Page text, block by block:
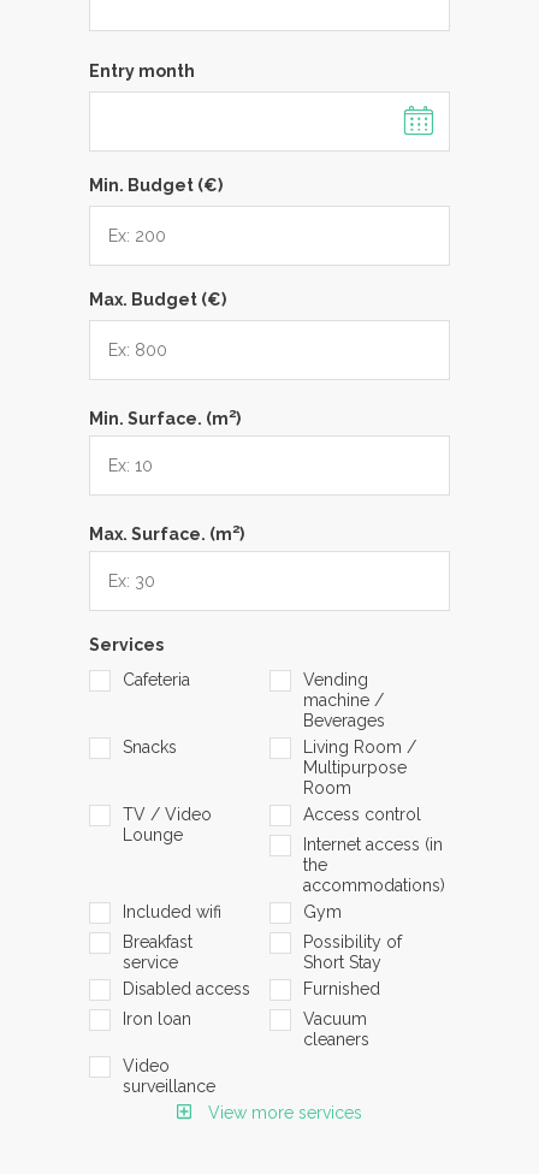
Entry month
Min. Budget (€)
Max. Budget (€)
Min. Surface. (m2)
Max. Surface. (m2)
Services
Cafeteria
Vending
machine /
Beverages
Snacks
Living Room /
Multipurpose
Room
TV / Video
Lounge
Access control
Internet access (in
the
accommodations)
Included wifi
Gym
Breakfast
service
Possibility of
Short Stay
Disabled access
Furnished
Iron loan
Vacuum
cleaners
Video
surveillance
View more services